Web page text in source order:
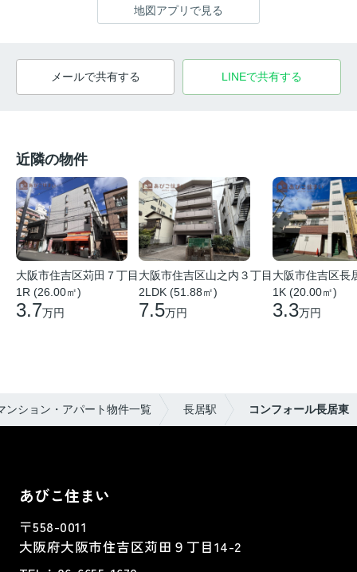
地図アプリで見る
メールで共有する LINEで共有する
近隣の物件
大阪市住吉区苅田７丁目
1R (26.00㎡)
3.7万円
大阪市住吉区山之内３丁目
2LDK (51.88㎡)
7.5万円
大阪市住吉区長
1K (20.00㎡)
3.3万円
ンション・アパート物件一覧 長居駅 コンフォール長居東
あびこ住まい
〒558-0011
大阪府大阪市住吉区苅田９丁目14-2